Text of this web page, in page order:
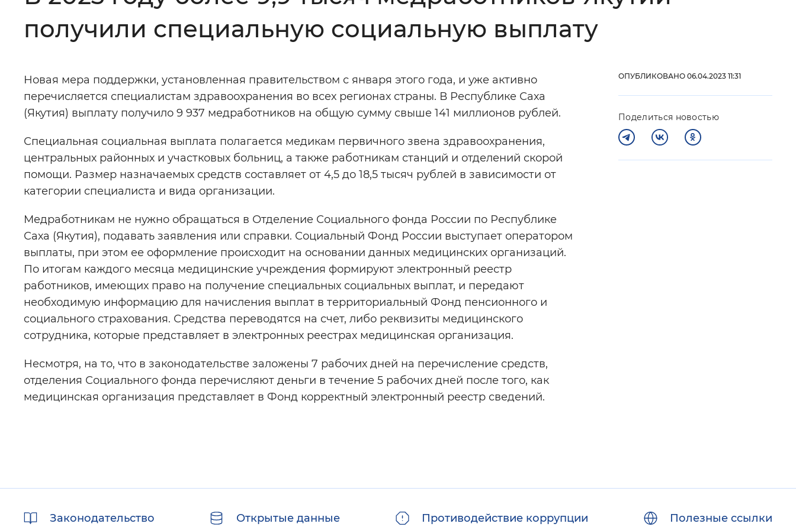
Цвет сайта Монохромный Инверсивный монохромный Синий фон
Изображения: Включены Выключены
Вернуть стандартные настройки
получили специальную социальную выплату
Новая мера поддержки, установленная правительством с января этого года, и уже активно
перечисляется специалистам здравоохранения во всех регионах страны. В Республике Саха
(Якутия) выплату получило 9 937 медработников на общую сумму свыше 141 миллионов рублей.
Специальная социальная выплата полагается медикам первичного звена здравоохранения,
центральных районных и участковых больниц, а также работникам станций и отделений скорой
помощи. Размер назначаемых средств составляет от 4,5 до 18,5 тысяч рублей в зависимости от
категории специалиста и вида организации.
Медработникам не нужно обращаться в Отделение Социального фонда России по Республике
Саха (Якутия), подавать заявления или справки. Социальный Фонд России выступает оператором
выплаты, при этом ее оформление происходит на основании данных медицинских организаций.
По итогам каждого месяца медицинские учреждения формируют электронный реестр
работников, имеющих право на получение специальных социальных выплат, и передают
необходимую информацию для начисления выплат в территориальный Фонд пенсионного и
социального страхования. Средства переводятся на счет, либо реквизиты медицинского
сотрудника, которые представляет в электронных реестрах медицинская организация.
Несмотря, на то, что в законодательстве заложены 7 рабочих дней на перечисление средств,
отделения Социального фонда перечисляют деньги в течение 5 рабочих дней после того, как
медицинская организация представляет в Фонд корректный электронный реестр сведений.
ОПУБЛИКОВАНО 06.04.2023 11:31
Поделиться новостью
Законодательство Открытые данные Противодействие коррупции Полезные ссылки